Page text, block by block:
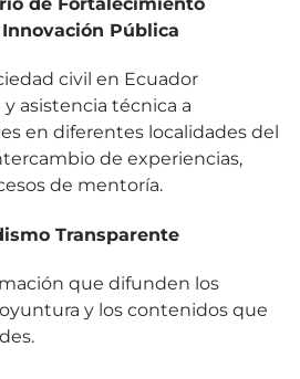
civil en Ecuador
asistencia técnica a
en diferentes localidades del
de experiencias,
de mentoría.
que difunden los
y los contenidos que